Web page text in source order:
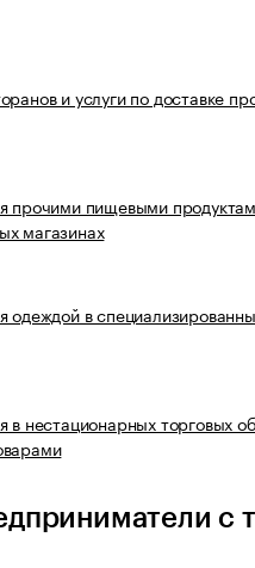
и услуги по доставке
прочими пищевыми
магазинах
одеждой в
в нестационарных торговых
с